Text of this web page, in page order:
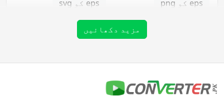
eps کو png eps کو svg
gif کنورٹر
gif کو bmp
مزید دکھائیں